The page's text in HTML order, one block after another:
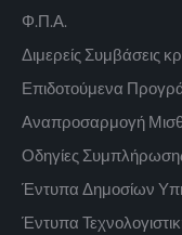
Φ.Π.Α.
Διμερείς Συμβάσεις
Επιδοτούμενα
Αναπροσαρμογή
Οδηγίες
Έντυπα Δημοσίων
Έντυπα